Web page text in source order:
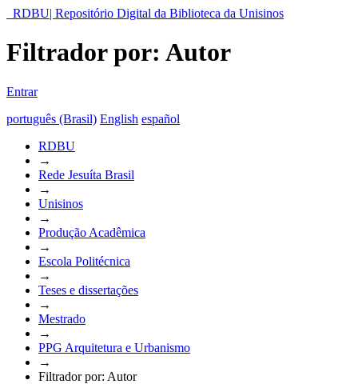
RDBU| Repositório Digital da Biblioteca da Unisinos
Filtrador por: Autor
Entrar
português (Brasil) English español
RDBU
→
Rede Jesuíta Brasil
→
Unisinos
→
Produção Acadêmica
→
Escola Politécnica
→
Teses e dissertações
→
Mestrado
→
PPG Arquitetura e Urbanismo
→
Filtrador por: Autor